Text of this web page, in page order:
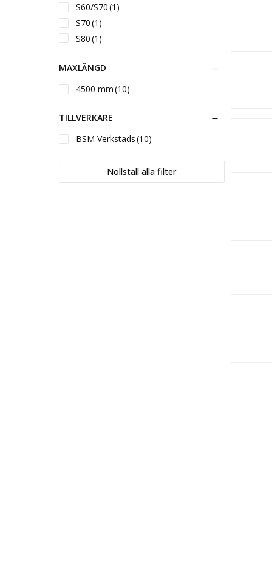
S60/S70(1)
S70(1)
S80(1)
S1/B20
S2/B27(1)
MAXLÄNGD
4500 mm(10)
TILLVERKARE
BSM Verkstads(10)
Nollställ alla filter